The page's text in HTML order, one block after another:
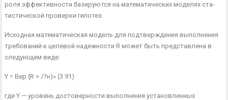
роля эффективности базируются на математических моделях ста­
тистической проверки гипотез.
Исходная математическая модель для подтверждения выполне­ния
требований к целевой надежности R может быть представлена в
следующем виде:
Y = Вер {R > /?н)» (3.91)
где Y — уровень достоверности выполнения установленных